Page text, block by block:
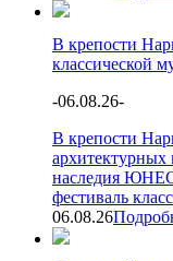
В крепости
классической
-06.08.26-
В крепости
архитектурных
наследия
фестиваль
06.08.26